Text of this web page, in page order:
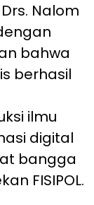
Drs. Nalom
bahwa
berhasil
ilmu
digital
bangga
FISIPOL.